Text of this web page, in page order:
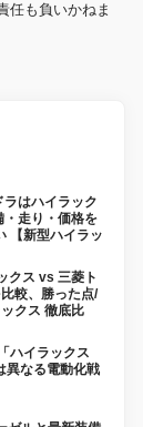
任も負いかねま
はハイラック
・走り・価格を
【新型ハイラッ
クス vs 三菱ト
較、勝った点/
クス 徹底比
ハイラックス
異なる電動化戦